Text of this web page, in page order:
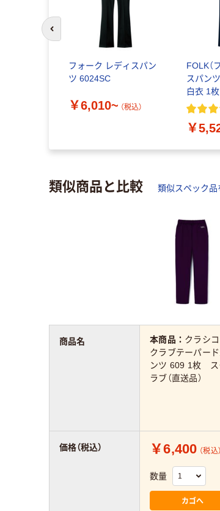
フォーク レディスパン
ツ 6024SC
￥6,010~ （税込）
FOLK（
スパン
白衣 1枚
￥
前のスライドへ
類似商品と比較 類似スペック品
本商品： クラシ
クラブテーパー
ンツ 609 1枚 ス
ラブ（直送品）
￥6,400 （税込）
数量
カゴへ
商品名
価格（税込）